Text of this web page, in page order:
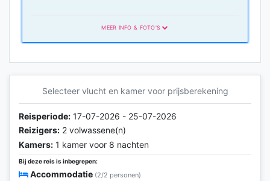
MEER INFO & FOTO'S
Comfort Categorie
Comfort-categorie
Selecteer vlucht en kamer voor prijsberekening
Reisperiode: 17-07-2026 - 25-07-2026
Reizigers: 2 volwassene(n)
Kamers: 1 kamer voor 8 nachten
Bij deze reis is inbegrepen:
Accommodatie (2/2 personen)